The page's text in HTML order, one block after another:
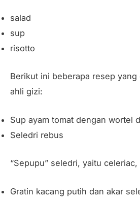
salad
sup
risotto
Berikut ini beberapa resep
ahli gizi:
Sup ayam tomat dengan wortel
Seledri rebus
“Sepupu” seledri, yaitu
Gratin kacang putih dan akar